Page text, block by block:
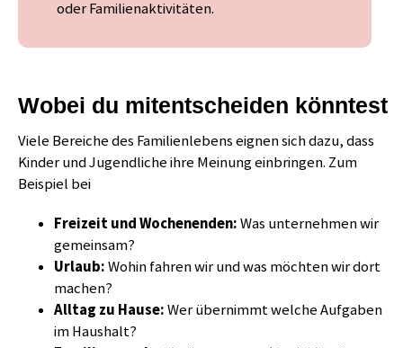
oder Familienaktivitäten.
Wobei du mitentscheiden könntest
Viele Bereiche des Familienlebens eignen sich dazu, dass
Kinder und Jugendliche ihre Meinung einbringen. Zum
Beispiel bei
Freizeit und Wochenenden:Was unternehmen wir
gemeinsam?
Urlaub:Wohin fahren wir und was möchten wir dort
machen?
Alltag zu Hause:Wer übernimmt welche Aufgaben
im Haushalt?